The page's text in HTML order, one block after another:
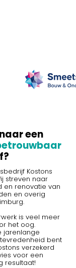
een
Kostons
streven naar
en renovatie van
en overig
is veel meer
het oog.
jarenlange
bent
verzekerd
voor een
resultaat!